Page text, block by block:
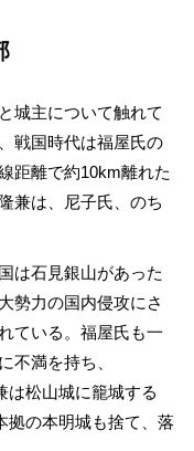
城主について触れて
戦国時代は福屋氏の
距離で約10km離れた
兼は、尼子氏、のち
は石見銀山があった
勢力の国内侵攻にさ
ている。福屋氏も一
不満を持ち、
は松山城に籠城する
拠の本明城も捨て、落